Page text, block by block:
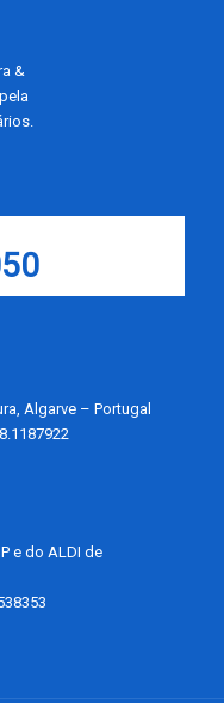
&
Algarve – Portugal
e do ALDI de